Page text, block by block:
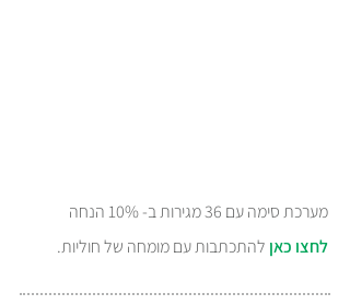
מערכת סימה עם 36 מגירות ב- 10% הנחה
לחצו כאן להתכתבות עם מומחה של חוליות.